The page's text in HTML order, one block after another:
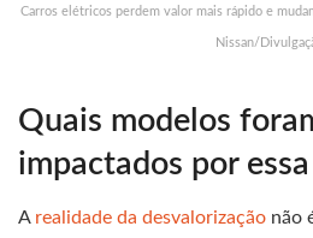
Carros elétricos perdem valor mais rápido e
Nissan/
Quais modelos
impactados por
A realidade da desvalorização não